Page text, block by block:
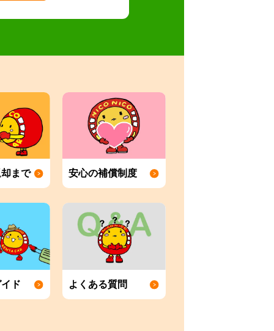
まで 安心の補償制度
ド よくある質問